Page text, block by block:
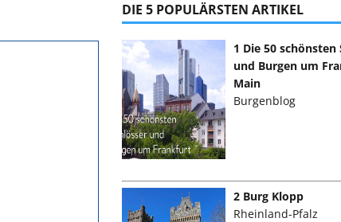
DIE 5 POPULÄRSTEN ARTIKEL
1 Die 50 schönsten
und Burgen um
Main
Burgenblog
2 Burg Klopp
Rheinland-Pfalz